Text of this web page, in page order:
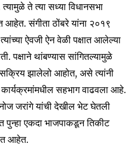
of
be part of the
email address on our website
Don't worry, we respect
inbox. Your information is
ते त्या सध्या विधानसभा
आहेत. संगीता ठोंबरे यांना २०१९
ऐवजी ऐन वेळी पक्षात आलेल्या
पक्षाने थांबण्यास सांगितल्यामुळे
झालेलो आहोत, असे त्यांनी
सहभाग वाढवला आहे.
जरांगे यांची देखील भेट घेतली
पुन्हा एकदा भाजपाकडून तिकीट
आहेत.